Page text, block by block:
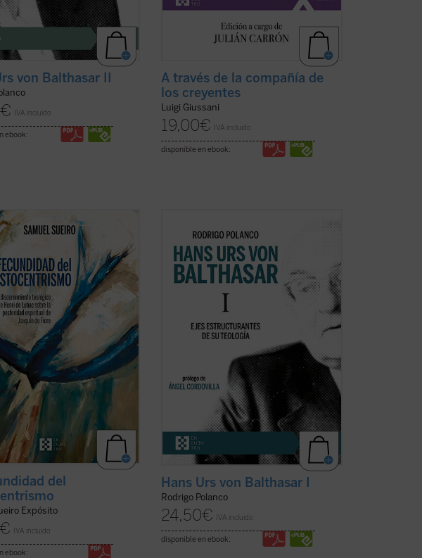
von Balthasar II
€ IVA incluido
ebook:
A través de la compañía de
los creyentes
Luigi Giussani
19,00€ IVA incluido
disponible en ebook:
una cuestión relativa a la
la historia o a la eclesiología,
dogmático detectado por
Lubac enLa posteridad
de Joaquín de Fiorees de
y trinitario, o mejor, de
del
Expósito
€ IVA incluido
ebook:
Este libro quiere introducir al lector en el
a partir de su
Trilogía (Gloria,
Teodramática
y Teológica),considerada
su obra cumbre y que recoge en buena
medida su producción anterior. Se ...
(ver
Hans Urs von Balthasar I
Rodrigo Polanco
24,50€ IVA incluido
disponible en ebook: